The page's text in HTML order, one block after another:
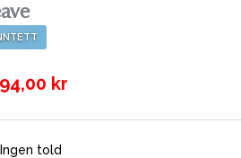
kr
Ingen told